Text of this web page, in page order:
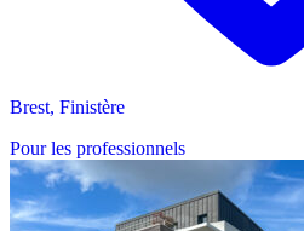
Brest, Finistère
Pour les professionnels